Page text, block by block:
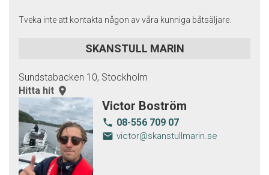
Tveka inte att kontakta någon av våra kunniga båtsäljare.
SKANSTULL MARIN
Sundstabacken 10, Stockholm
Hitta hit room
Victor Boström
local_phone 08-556 709 07
email victor@skanstullmarin.se